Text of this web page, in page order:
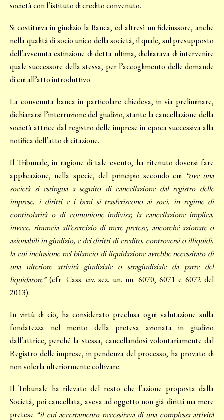
società con l’istituto di credito convenuto.
Si costituiva in giudizio la Banca, ed altresì un fideiussore, anche
nella qualità di socio unico della società, il quale, sul presupposto
dell’avvenuta estinzione di detta ultima, dichiarava di intervenire
quale successore della stessa, per l’accoglimento delle domande
di cui all’atto introduttivo.
La convenuta banca in particolare chiedeva, in via preliminare,
dichiararsi l’interruzione del giudizio, stante la cancellazione della
società attrice dal registro delle imprese in epoca successiva alla
notifica dell’atto di citazione.
Il Tribunale, in ragione di tale evento, ha ritenuto doversi fare
applicazione, nella specie, del principio secondo cui “ove una
società si estingua a seguito di cancellazione dal registro delle
imprese, i diritti e i beni si trasferiscono ai soci, in regime di
contitolarità o di comunione indivisa; la cancellazione implica,
invece, rinuncia all’esercizio di mere pretese, ancorché azionate o
azionabili in giudizio, e dei diritti di credito, controversi o illiquidi,
la cui inclusione nel bilancio di liquidazione avrebbe necessitato di
una ulteriore attività giudiziale o stragiudiziale da parte del
liquidatore”(cfr. Cass. civ. sez. un. nn. 6070, 6071 e 6072 del
2013).
In virtù di ciò, ha considerato preclusa ogni valutazione sulla
fondatezza nel merito della pretesa azionata in giudizio
dall’attrice, perché la stessa, cancellandosi volontariamente dal
Registro delle imprese, in pendenza del processo, ha provato di
non volerla ulteriormente coltivare.
Il Tribunale ha rilevato del resto che l’azione proposta dalla
Società, poi cancellata, aveva ad oggetto non già diritti ma mere
pretese “il cui accertamento necessitava di una complessa attività